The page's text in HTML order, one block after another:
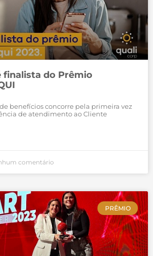
finalista do Prêmio
benefícios concorre pela primeira vez
de atendimento ao Cliente
comentário
PRÊMIO